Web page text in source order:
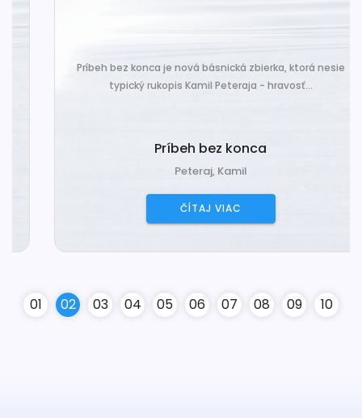
Príbeh bez konca je nová básnická zbierka, ktorá nesie
typický rukopis Kamil Peteraja - hravosť...
Príbeh bez konca
Peteraj, Kamil
ČÍTAJ VIAC
01 02 03 04 05 06 07 08 09 10